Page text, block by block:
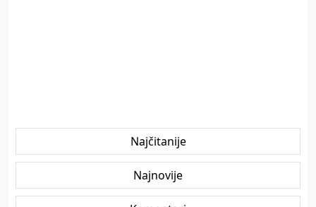
Najčitanije
Najnovije